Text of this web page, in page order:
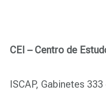
CEI – Centro de
ISCAP, Gabinetes 333